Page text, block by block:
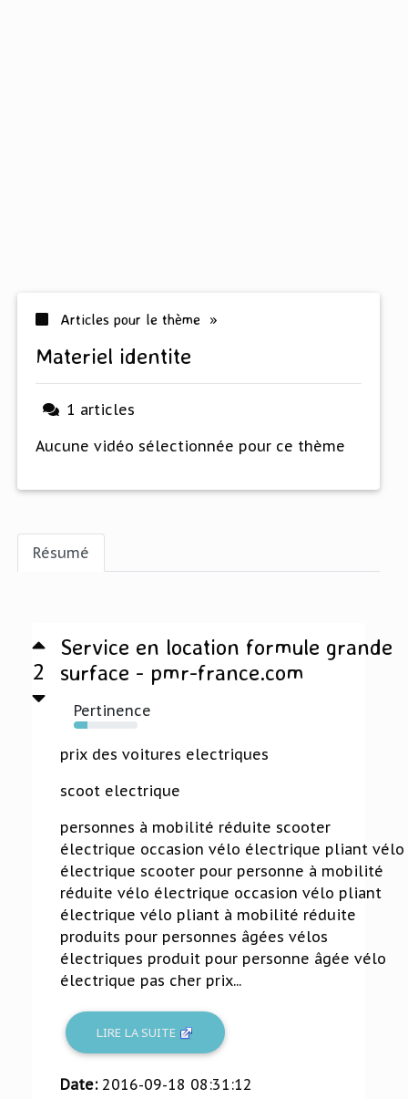
Articles pour le thème »
materiel identite
1 articles
Aucune vidéo sélectionnée pour ce thème
Résumé
2
Service en location formule grande
surface - pmr-france.com
Pertinence
22%
prix des voitures electriques
scoot electrique
personnes à mobilité réduite scooter
électrique occasion vélo électrique pliant vélo
électrique scooter pour personne à mobilité
réduite vélo électrique occasion vélo pliant
électrique vélo pliant à mobilité réduite
produits pour personnes âgées vélos
électriques produit pour personne âgée vélo
électrique pas cher prix...
LIRE LA SUITE
Date: 2016-09-18 08:31:12